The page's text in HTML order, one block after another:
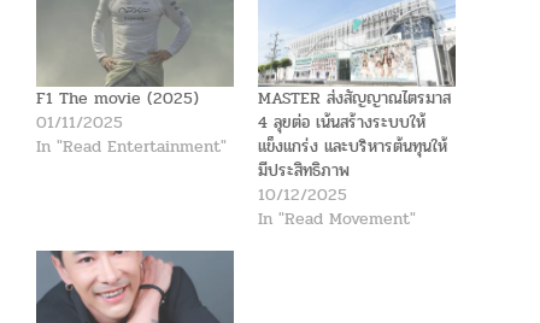
F1 The movie (2025)
01/11/2025
In "Read Entertainment"
MASTER ส่งสัญญาณไตรมาส
4 ลุยต่อ เน้นสร้างระบบให้
แข็งแกร่ง และบริหารต้นทุนให้
มีประสิทธิภาพ
10/12/2025
In "Read Movement"